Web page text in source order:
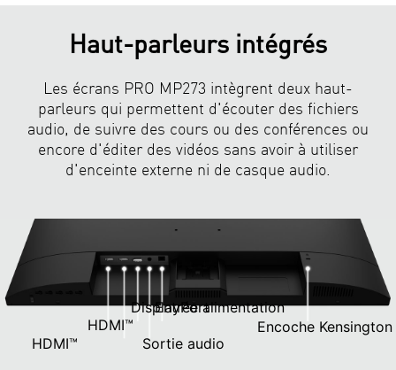
Haut-parleurs intégrés
Les écrans PRO MP273 intègrent deux haut-
parleurs qui permettent d'écouter des fichiers
audio, de suivre des cours ou des conférences ou
encore d'éditer des vidéos sans avoir à utiliser
d'enceinte externe ni de casque audio.
HDMI™
HDMI™
Sortie audio
DisplayPort
Entrée alimentation
Encoche Kensington